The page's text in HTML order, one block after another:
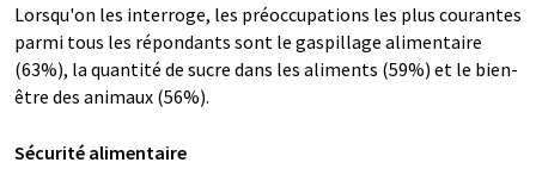
Lorsqu'on les interroge, les préoccupations les plus courantes
parmi tous les répondants sont le gaspillage alimentaire
(63%), la quantité de sucre dans les aliments (59%) et le bien-
être des animaux (56%).
Sécurité alimentaire